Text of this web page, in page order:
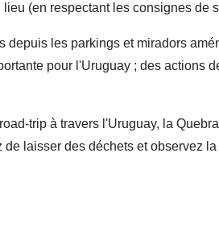
(en respectant les consignes de
depuis les parkings et miradors
pour l'Uruguay ; des actions
trip à travers l'Uruguay, la
laisser des déchets et observez